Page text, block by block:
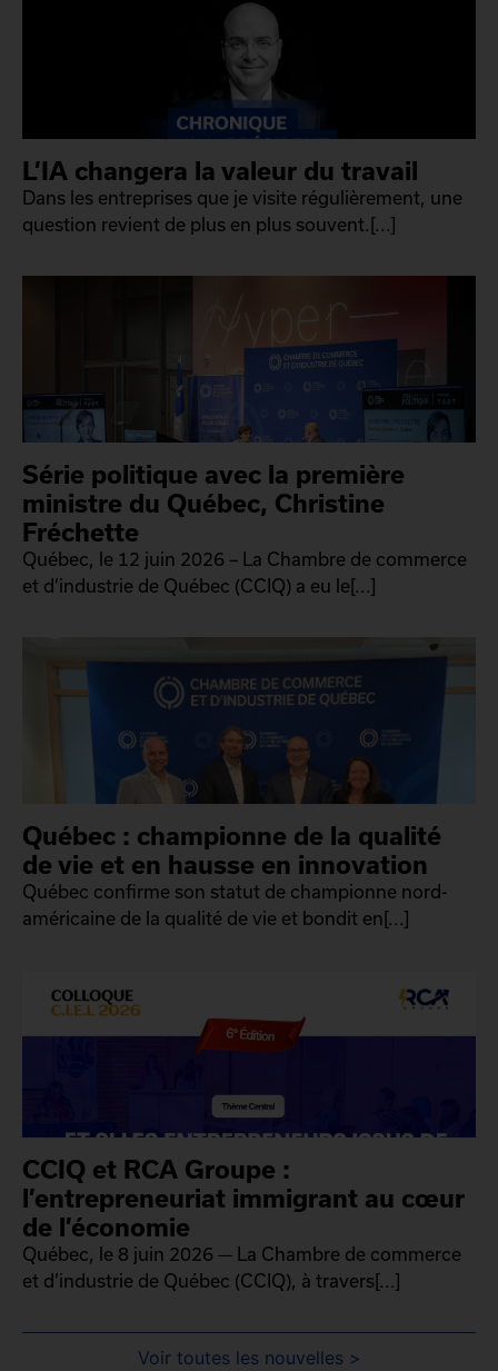
L’IA changera la valeur du travail
Dans les entreprises que je visite régulièrement, une
question revient de plus en plus souvent.[...]
Série politique avec la première
ministre du Québec, Christine
Fréchette
Québec, le 12 juin 2026 – La Chambre de commerce
et d’industrie de Québec (CCIQ) a eu le[...]
Québec : championne de la qualité
de vie et en hausse en innovation
Québec confirme son statut de championne nord-
américaine de la qualité de vie et bondit en[...]
CCIQ et RCA Groupe :
l’entrepreneuriat immigrant au cœur
de l’économie
Québec, le 8 juin 2026 — La Chambre de commerce
et d’industrie de Québec (CCIQ), à travers[...]
Voir toutes les nouvelles >